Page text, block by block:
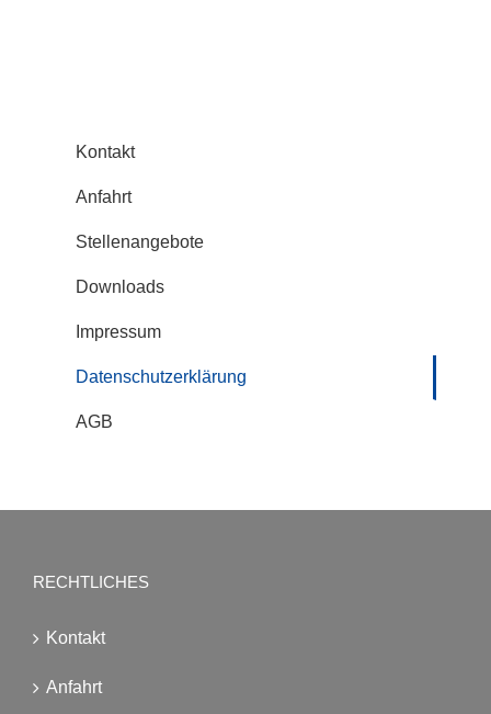
Kontakt
Anfahrt
Stellenangebote
Downloads
Impressum
Datenschutzerklärung
AGB
RECHTLICHES
Kontakt
Anfahrt